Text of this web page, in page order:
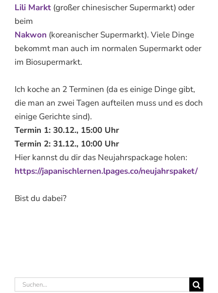
Lili Markt (großer chinesischer Supermarkt) oder
beim
Nakwon (koreanischer Supermarkt). Viele Dinge
bekommt man auch im normalen Supermarkt oder
im Biosupermarkt.
Ich koche an 2 Terminen (da es einige Dinge gibt,
die man an zwei Tagen aufteilen muss und es doch
einige Gerichte sind).
Termin 1: 30.12., 15:00 Uhr
Termin 2: 31.12., 10:00 Uhr
Hier kannst du dir das Neujahrspackage holen:
https://japanischlernen.lpages.co/neujahrspaket/
Bist du dabei?
Suche